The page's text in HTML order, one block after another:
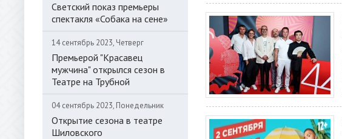
Светский показ премьеры
спектакля «Собака на сене»
14 сентябрь 2023, Четверг
Премьерой "Красавец
мужчина" открылся сезон в
Театре на Трубной
04 сентябрь 2023, Понедельник
Открытие сезона в театре
Шиловского